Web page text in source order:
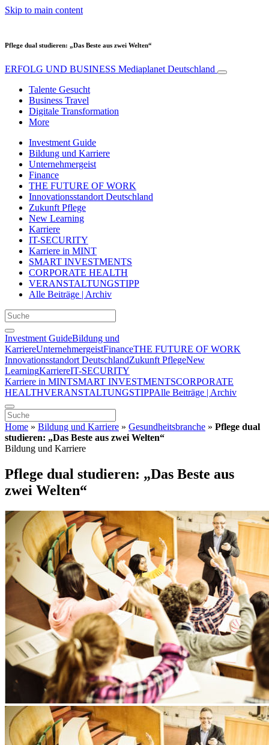
Skip to main content
Pflege dual studieren: „Das Beste aus zwei Welten“
ERFOLG UND BUSINESS Mediaplanet Deutschland
Talente Gesucht
Business Travel
Digitale Transformation
More
Investment Guide
Bildung und Karriere
Unternehmergeist
Finance
THE FUTURE OF WORK
Innovationsstandort Deutschland
Zukunft Pflege
New Learning
Karriere
IT-SECURITY
Karriere in MINT
SMART INVESTMENTS
CORPORATE HEALTH
VERANSTALTUNGSTIPP
Alle Beiträge | Archiv
Investment GuideBildung und
KarriereUnternehmergeistFinanceTHE FUTURE OF WORK
Innovationsstandort DeutschlandZukunft PflegeNew
LearningKarriereIT-SECURITY
Karriere in MINTSMART INVESTMENTSCORPORATE
HEALTHVERANSTALTUNGSTIPPAlle Beiträge | Archiv
Home » Bildung und Karriere » Gesundheitsbranche » Pflege dual
studieren: „Das Beste aus zwei Welten“
Bildung und Karriere
Pflege dual studieren: „Das Beste aus
zwei Welten“